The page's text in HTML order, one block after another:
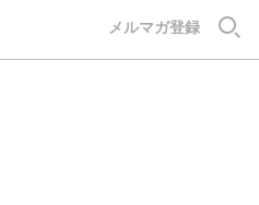
メルマガ登録